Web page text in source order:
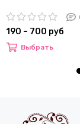
190 – 700 руб
Выбрать